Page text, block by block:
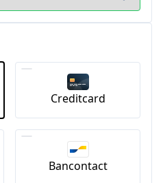
Creditcard
Bancontact